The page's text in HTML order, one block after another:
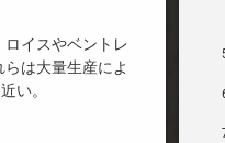
イスやベントレ
は大量生産によ
い。